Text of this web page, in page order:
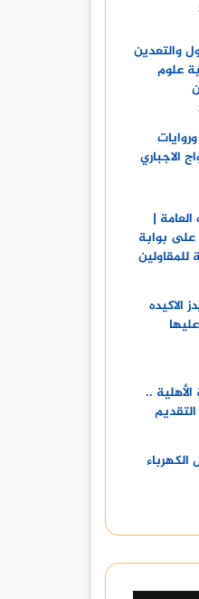
والتعدين
علوم
الاجباري
العامة |
بوابة
للمقاولين
الاكيده
..
الكهرباء